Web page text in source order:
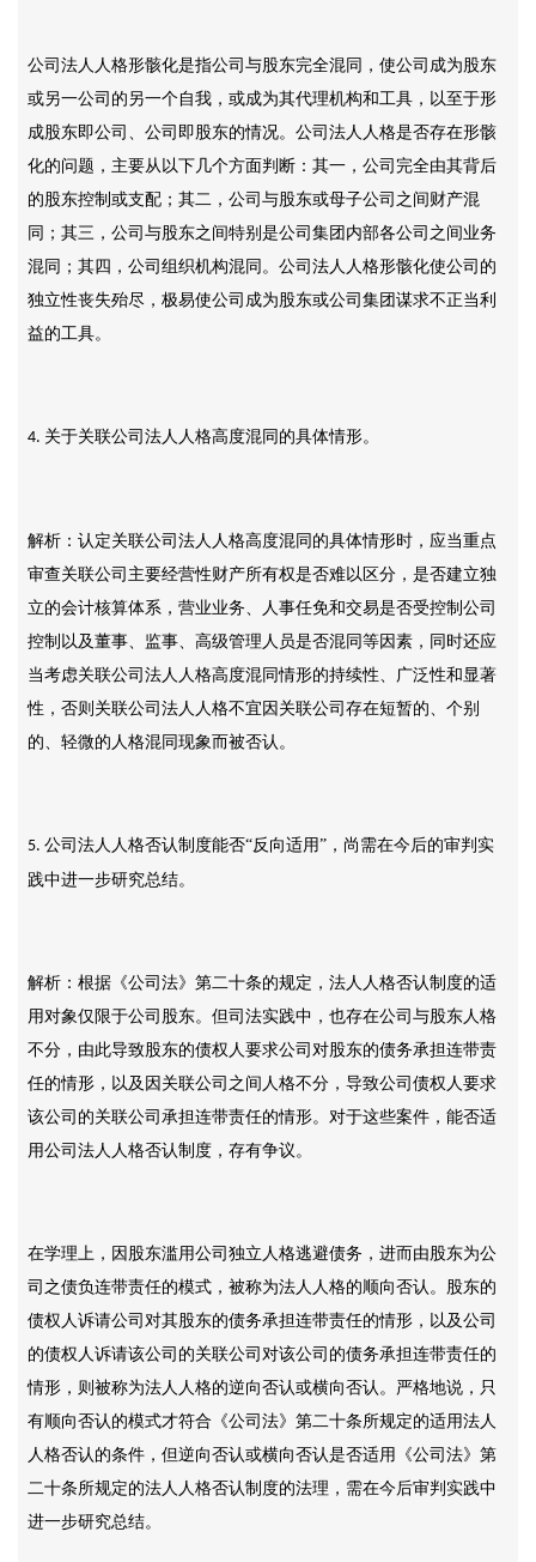
公司法人人格形骸化是指公司与股东完全混同，使公司成为股东
或另一公司的另一个自我，或成为其代理机构和工具，以至于形
成股东即公司、公司即股东的情况。公司法人人格是否存在形骸
化的问题，主要从以下几个方面判断：其一，公司完全由其背后
的股东控制或支配；其二，公司与股东或母子公司之间财产混
同；其三，公司与股东之间特别是公司集团内部各公司之间业务
混同；其四，公司组织机构混同。公司法人人格形骸化使公司的
独立性丧失殆尽，极易使公司成为股东或公司集团谋求不正当利
益的工具。
4. 关于关联公司法人人格高度混同的具体情形。
解析：认定关联公司法人人格高度混同的具体情形时，应当重点
审查关联公司主要经营性财产所有权是否难以区分，是否建立独
立的会计核算体系，营业业务、人事任免和交易是否受控制公司
控制以及董事、监事、高级管理人员是否混同等因素，同时还应
当考虑关联公司法人人格高度混同情形的持续性、广泛性和显著
性，否则关联公司法人人格不宜因关联公司存在短暂的、个别
的、轻微的人格混同现象而被否认。
5.公司法人人格否认制度能否“反向适用”，尚需在今后的审判实
践中进一步研究总结。
解析：根据《公司法》第二十条的规定，法人人格否认制度的适
用对象仅限于公司股东。但司法实践中，也存在公司与股东人格
不分，由此导致股东的债权人要求公司对股东的债务承担连带责
任的情形，以及因关联公司之间人格不分，导致公司债权人要求
该公司的关联公司承担连带责任的情形。对于这些案件，能否适
用公司法人人格否认制度，存有争议。
在学理上，因股东滥用公司独立人格逃避债务，进而由股东为公
司之债负连带责任的模式，被称为法人人格的顺向否认。股东的
债权人诉请公司对其股东的债务承担连带责任的情形，以及公司
的债权人诉请该公司的关联公司对该公司的债务承担连带责任的
情形，则被称为法人人格的逆向否认或横向否认。严格地说，只
有顺向否认的模式才符合《公司法》第二十条所规定的适用法人
人格否认的条件，但逆向否认或横向否认是否适用《公司法》第
二十条所规定的法人人格否认制度的法理，需在今后审判实践中
进一步研究总结。